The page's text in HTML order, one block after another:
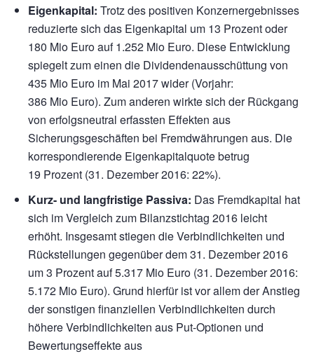
Eigenkapital: Trotz des positiven Konzernergebnisses
reduzierte sich das Eigenkapital um 13 Prozent oder
180 Mio Euroauf1.252 Mio Euro. Diese Entwicklung
spiegelt zum einen die Dividendenausschüttung von
435 Mio Euro im Mai 2017 wider (Vorjahr:
386 Mio Euro). Zum anderen wirkte sich der Rückgang
von erfolgsneutral erfassten Effekten aus
Sicherungsgeschäften bei Fremdwährungen aus. Die
korrespondierende Eigenkapitalquote betrug
19 Prozent (31. Dezember 2016: 22%).
Kurz- und langfristige Passiva: Das Fremdkapital hat
sich im Vergleich zum Bilanzstichtag 2016 leicht
erhöht. Insgesamt stiegen die Verbindlichkeiten und
Rückstellungen gegenüber dem 31. Dezember 2016
um 3 Prozent auf5.317 Mio Euro (31. Dezember 2016:
5.172 Mio Euro). Grund hierfür ist vor allem der Anstieg
der sonstigen finanziellen Verbindlichkeiten durch
höhere Verbindlichkeiten aus Put-Optionen und
Bewertungseffekte aus